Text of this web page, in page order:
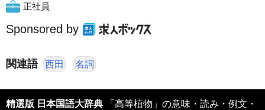
正社員
Sponsored by
関連語 西田 名詞
精選版 日本国語大辞典 「高等植物」の意味・読み・例文・